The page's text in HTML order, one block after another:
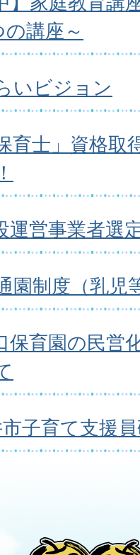
講座～
いビジョン
育士」資格取
運営事業者選
園制度（乳児
保育園の民営
子育て支援